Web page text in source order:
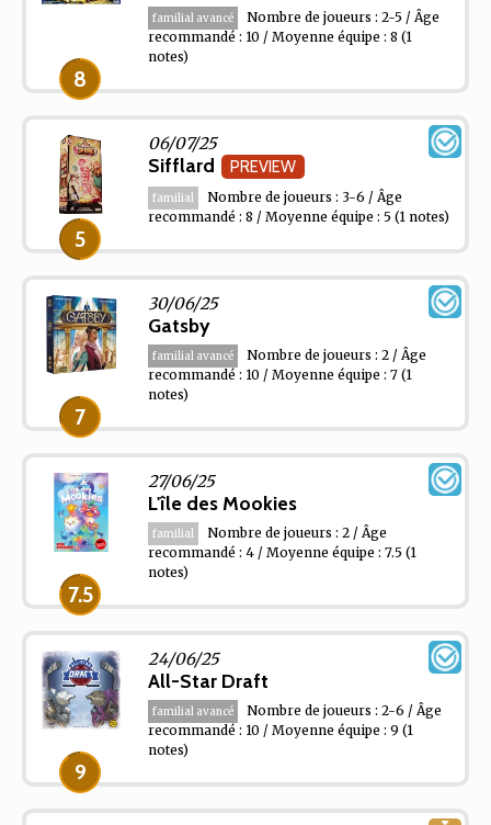
8
familial avancé
Nombre de joueurs : 2-5 / Âge
recommandé : 10 / Moyenne équipe : 8 (1
notes)
5
06/07/25
Sifflard PREVIEW
familial
Nombre de joueurs : 3-6 / Âge
recommandé : 8 / Moyenne équipe : 5 (1 notes)
7
30/06/25
Gatsby
familial avancé
Nombre de joueurs : 2 / Âge
recommandé : 10 / Moyenne équipe : 7 (1
notes)
7.5
27/06/25
L'île des Mookies
familial
Nombre de joueurs : 2 / Âge
recommandé : 4 / Moyenne équipe : 7.5 (1
notes)
9
24/06/25
All-Star Draft
familial avancé
Nombre de joueurs : 2-6 / Âge
recommandé : 10 / Moyenne équipe : 9 (1
notes)